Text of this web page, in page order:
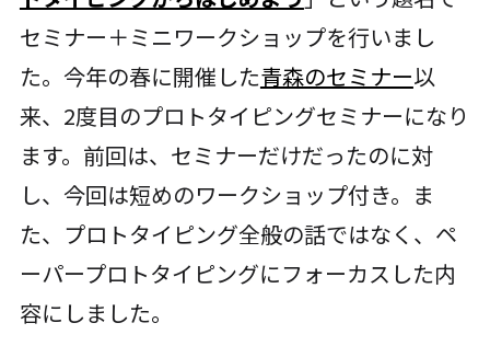
セミナー＋ミニワークショップを行いまし
た。今年の春に開催した青森のセミナー以
来、2度目のプロトタイピングセミナーになり
ます。前回は、セミナーだけだったのに対
し、今回は短めのワークショップ付き。ま
た、プロトタイピング全般の話ではなく、ペ
ーパープロトタイピングにフォーカスした内
容にしました。